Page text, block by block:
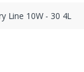
Line 10W - 30 4L